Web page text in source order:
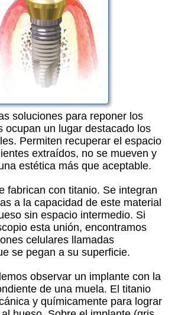
soluciones para reponer los
ocupan un lugar destacado los
Permiten recuperar el espacio
extraídos, no se mueven y
estética más que aceptable.
fabrican con titanio. Se integran
a la capacidad de este material
sin espacio intermedio. Si
esta unión, encontramos
celulares llamadas
se pegan a su superficie.
observar un implante con la
de una muela. El titanio
y químicamente para lograr